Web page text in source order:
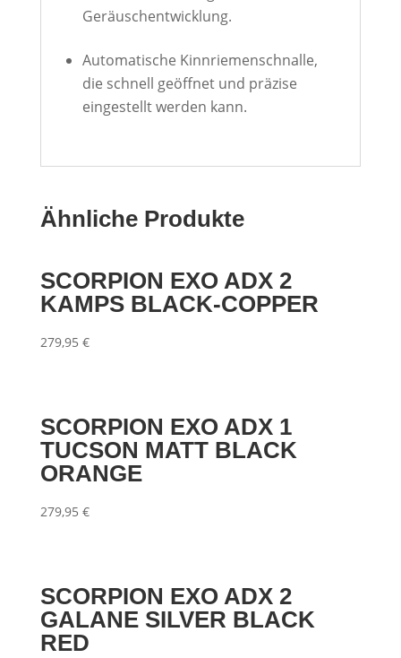
Geräuschentwicklung.
Automatische Kinnriemenschnalle,
die schnell geöffnet und präzise
eingestellt werden kann.
Ähnliche Produkte
SCORPION EXO ADX 2
KAMPS BLACK-COPPER
279,95 €
SCORPION EXO ADX 1
TUCSON MATT BLACK
ORANGE
279,95 €
SCORPION EXO ADX 2
GALANE SILVER BLACK
RED